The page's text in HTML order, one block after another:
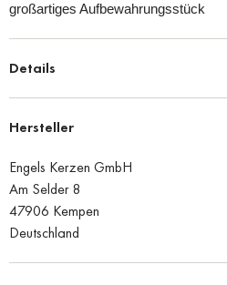
großartiges Aufbewahrungsstück
Details
Hersteller
Engels Kerzen GmbH
Am Selder 8
47906 Kempen
Deutschland